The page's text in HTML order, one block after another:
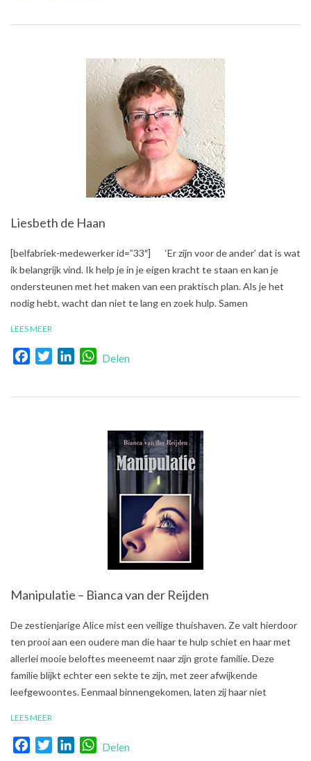
Liesbeth de Haan
2018-
09-
[belfabriek-medewerker id=”33″] ‘Er zijn voor de ander’ dat is wat
ik belangrijk vind. Ik help je in je eigen kracht te staan en kan je
ondersteunen met het maken van een praktisch plan. Als je het
nodig hebt, wacht dan niet te lang en zoek hulp. Samen
LEES MEER
FacebookTwitterLinkedInWhatsApp
Delen
Manipulatie – Bianca van der Reijden
2018-
09-
10
De zestienjarige Alice mist een veilige thuishaven. Ze valt hierdoor
ten prooi aan een oudere man die haar te hulp schiet en haar met
allerlei mooie beloftes meeneemt naar zijn grote familie. Deze
familie blijkt echter een sekte te zijn, met zeer afwijkende
leefgewoontes. Eenmaal binnengekomen, laten zij haar niet
LEES MEER
FacebookTwitterLinkedInWhatsApp
Delen